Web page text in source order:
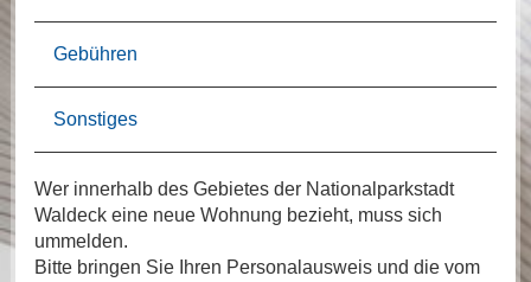
Gebühren
Sonstiges
Wer innerhalb des Gebietes der Nationalparkstadt
Waldeck eine neue Wohnung bezieht, muss sich
ummelden.
Bitte bringen Sie Ihren Personalausweis und die vom